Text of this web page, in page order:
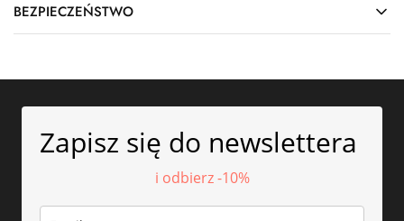
BEZPIECZEŃSTWO
Zapisz się do newslettera
i odbierz -10%